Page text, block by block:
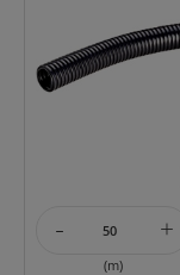
- +
(m)